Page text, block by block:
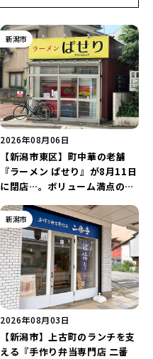
新潟市
2026年08月06日
【新潟市東区】町中華の老舗
『ラーメン ぱせり』が8月11日
に閉店…。ボリューム満点の名
新潟市
2026年08月03日
【新潟市】上古町のランチを支
える『手作り弁当専門店 二番